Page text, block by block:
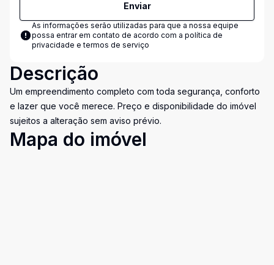
Enviar
As informações serão utilizadas para que a nossa equipe
possa entrar em contato de acordo com a política de
privacidade e termos de serviço
Descrição
Um empreendimento completo com toda segurança, conforto
e lazer que você merece. Preço e disponibilidade do imóvel
sujeitos a alteração sem aviso prévio.
Mapa do imóvel